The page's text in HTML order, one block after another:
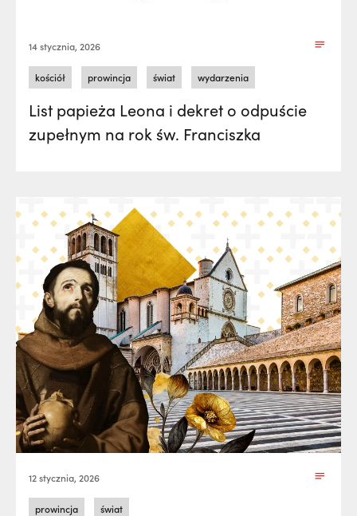
14 stycznia, 2026
kościół prowincja świat wydarzenia
List papieża Leona i dekret o odpuście
zupełnym na rok św. Franciszka
12 stycznia, 2026
prowincja świat